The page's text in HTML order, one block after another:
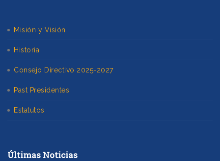
Misión y Visión
Historia
Consejo Directivo 2025-2027
Past Presidentes
Estatutos
Últimas Noticias